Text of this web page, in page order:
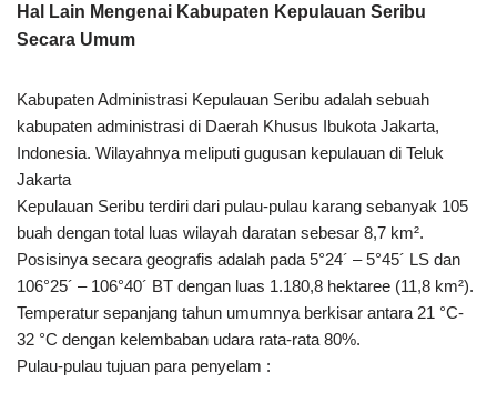
Hal Lain Mengenai Kabupaten Kepulauan Seribu
Secara Umum
Kabupaten Administrasi Kepulauan Seribu adalah sebuah
kabupaten administrasi di Daerah Khusus Ibukota Jakarta,
Indonesia. Wilayahnya meliputi gugusan kepulauan di Teluk
Jakarta
Kepulauan Seribu terdiri dari pulau-pulau karang sebanyak 105
buah dengan total luas wilayah daratan sebesar 8,7 km².
Posisinya secara geografis adalah pada 5°24´ – 5°45´ LS dan
106°25´ – 106°40´ BT dengan luas 1.180,8 hektaree (11,8 km²).
Temperatur sepanjang tahun umumnya berkisar antara 21 °C-
32 °C dengan kelembaban udara rata-rata 80%.
Pulau-pulau tujuan para penyelam :